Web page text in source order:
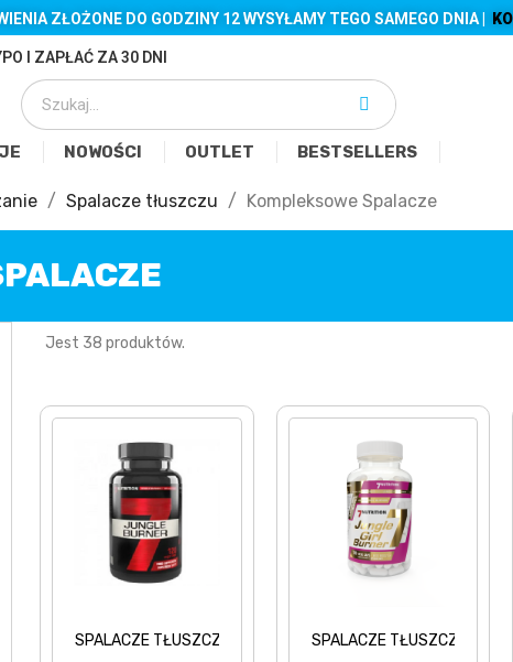
ZŁOŻONE DO GODZINY 12 WYSYŁAMY TEGO SAMEGO DNIA |
I ZAPŁAĆ ZA 30 DNI
NOWOŚCI OUTLET BESTSELLERS
Spalacze tłuszczu Kompleksowe Spalacze
Jest 38 produktów.
SPALACZE TŁUSZCZU SPALACZE TŁUSZCZU